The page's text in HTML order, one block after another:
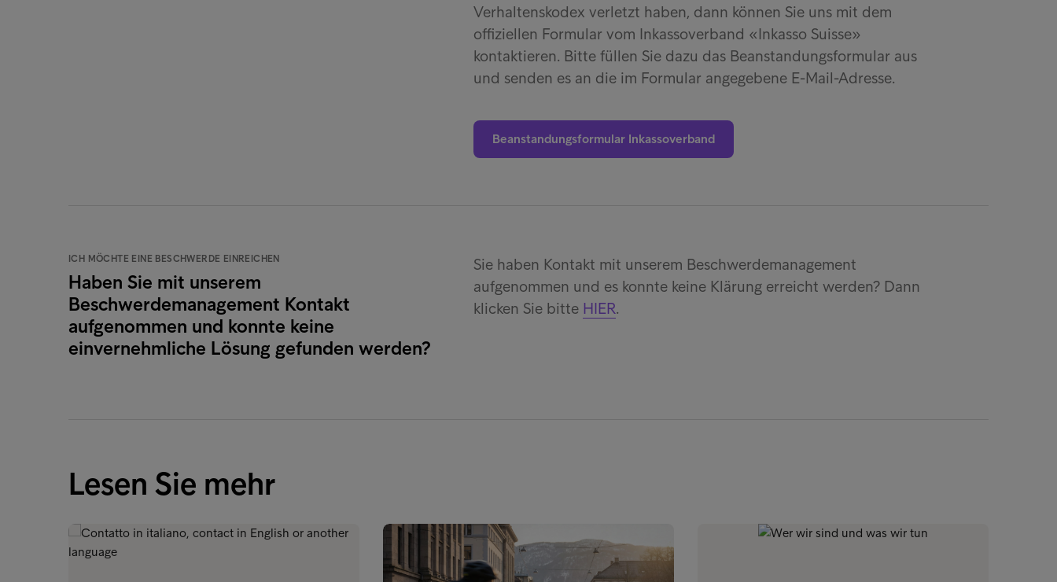
Verhaltenskodex verletzt haben, dann können Sie uns mit dem
offiziellen Formular vom Inkassoverband «Inkasso Suisse»
kontaktieren. Bitte füllen Sie dazu das Beanstandungsformular aus
und senden es an die im Formular angegebene E-Mail-Adresse.
Beanstandungsformular Inkassoverband
ICH MÖCHTE EINE BESCHWERDE EINREICHEN
Haben Sie mit unserem
Beschwerdemanagement Kontakt
aufgenommen und konnte keine
einvernehmliche Lösung gefunden werden?
Sie haben Kontakt mit unserem Beschwerdemanagement
aufgenommen und es konnte keine Klärung erreicht werden? Dann
klicken Sie bitte HIER.
Lesen Sie mehr